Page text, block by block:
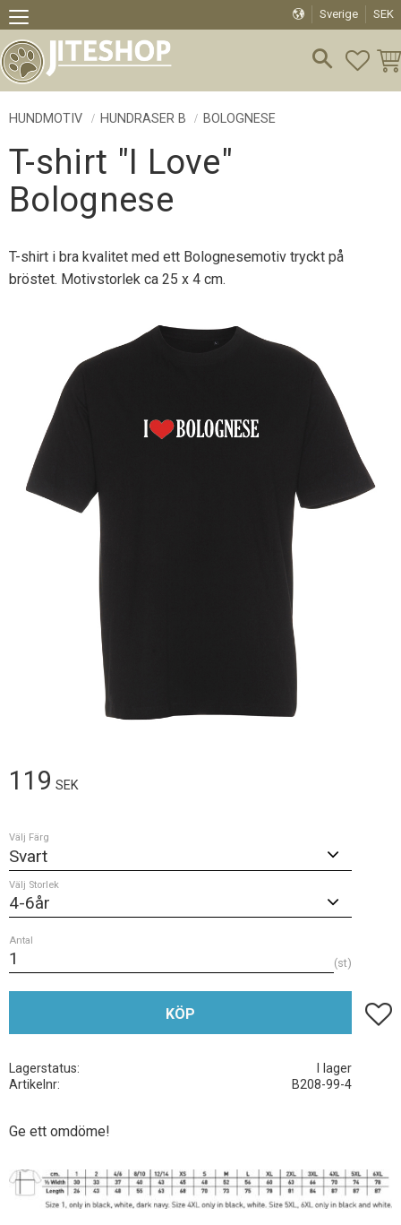
Meny
Sverige SEK
HUNDMOTIV HUNDRASER B BOLOGNESE
T-shirt "I Love"
Bolognese
T-shirt i bra kvalitet med ett Bolognesemotiv tryckt på
bröstet. Motivstorlek ca 25 x 4 cm.
119 SEK
Välj Färg
Välj Storlek
Antal
st
KÖP Lägg
Lagerstatus
I lager
Artikelnr
B208-99-4
Ge ett omdöme!